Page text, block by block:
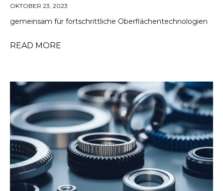
OKTOBER 23, 2023
gemeinsam für fortschrittliche Oberflächentechnologien
READ MORE